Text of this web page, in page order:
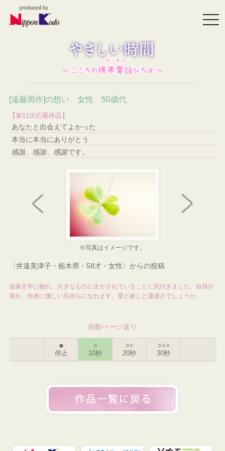
[遠藤周作]の想い 女性 50歳代
【第11次応募作品】
あなたと出会えてよかった
本当に本当にありがとう
感謝、感謝、感謝です。
※写真はイメージです。
〈井遠美津子・栃木県・58才・女性〉からの投稿
遠藤文学に触れ、大きなものに生かされていることに気付きました。自我が
薄れ、他者に優しい気持ちになれます。愛と赦しと謙虚さでしょうか。
自動ページ送り
■
停止
>
10秒
>>
20秒
>>>
30秒